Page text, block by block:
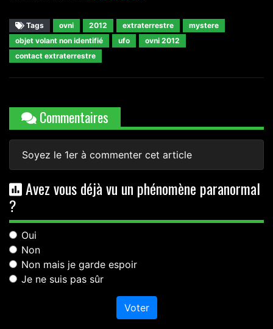
Tags ovni 2012 extraterrestre
mystere
objet volant non identifié
ufo
ovni 2012
contact extraterrestre
Commentaires
Soyez le 1er à commenter cet article
Avez vous déjà vu un phénomène paranormal
?
Oui
Non
Non mais je garde espoir
Je ne suis pas sûr
Voter